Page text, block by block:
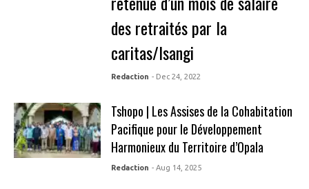
des retraités par la
caritas/Isangi
Redaction - Dec 24, 2022
Tshopo | Les Assises de la Cohabitation
Pacifique pour le Développement
Harmonieux du Territoire d’Opala
Redaction - Aug 14, 2025